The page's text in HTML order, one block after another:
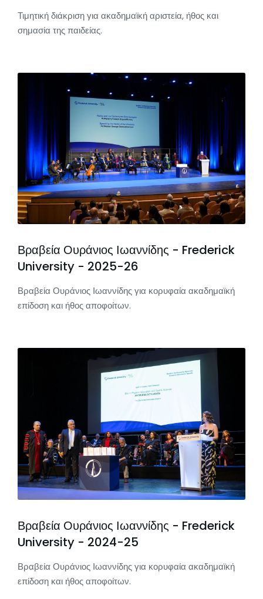
Τιμητική διάκριση για ακαδημαϊκή αριστεία, ήθος και
σημασία της παιδείας.
Βραβεία Ουράνιος Ιωαννίδης - Frederick
University - 2025-26
Βραβεία Ουράνιος Ιωαννίδης για κορυφαία ακαδημαϊκή
επίδοση και ήθος αποφοίτων.
Βραβεία Ουράνιος Ιωαννίδης - Frederick
University - 2024-25
Βραβεία Ουράνιος Ιωαννίδης για κορυφαία ακαδημαϊκή
επίδοση και ήθος αποφοίτων.